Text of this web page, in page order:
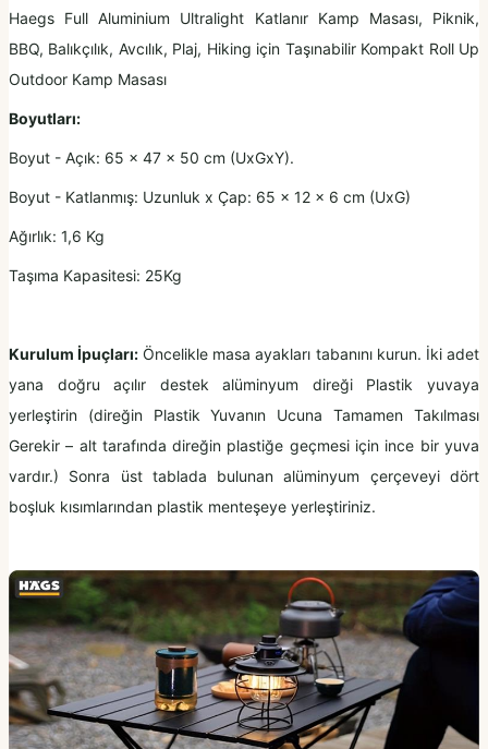
Haegs Full Aluminium Ultralight Katlanır Kamp Masası, Piknik,
BBQ, Balıkçılık, Avcılık, Plaj, Hiking için Taşınabilir Kompakt Roll Up
Outdoor Kamp Masası
Boyutları:
Boyut - Açık: 65 x 47 x 50 cm (UxGxY).
Boyut - Katlanmış: Uzunluk x Çap: 65 x 12 x 6 cm (UxG)
Ağırlık: 1,6 Kg
Taşıma Kapasitesi: 25Kg
Kurulum İpuçları: Öncelikle masa ayakları tabanını kurun. İki adet
yana doğru açılır destek alüminyum direği Plastik yuvaya
yerleştirin (direğin Plastik Yuvanın Ucuna Tamamen Takılması
Gerekir – alt tarafında direğin plastiğe geçmesi için ince bir yuva
vardır.) Sonra üst tablada bulunan alüminyum çerçeveyi dört
boşluk kısımlarından plastik menteşeye yerleştiriniz.